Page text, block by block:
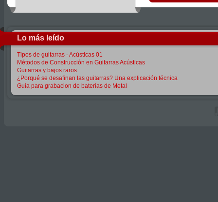
Lo más leído
Tipos de guitarras - Acústicas 01
Métodos de Construcción en Guitarras Acústicas
Guitarras y bajos raros.
¿Porqué se desafinan las guitarras? Una explicación técnica
Guia para grabacion de baterias de Metal